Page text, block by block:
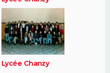
Lycée Chanzy